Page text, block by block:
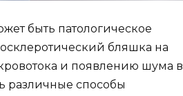
быть патологическое
бляшка на
и появлению шума в
различные способы